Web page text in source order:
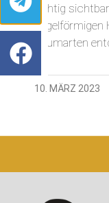
richtig
kugelförmigen
Baumarten
10. MÄRZ 2023